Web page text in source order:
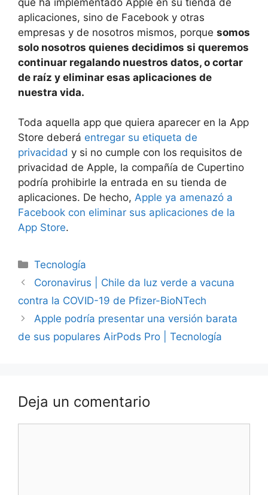
aplicaciones, sino de Facebook y otras
empresas y de nosotros mismos, porque somos
solo nosotros quienes decidimos si queremos
continuar regalando nuestros datos, o cortar
de raíz y eliminar esas aplicaciones de
nuestra vida.
Toda aquella app que quiera aparecer en la App
Store deberá entregar su etiqueta de
privacidad y si no cumple con los requisitos de
privacidad de Apple, la compañía de Cupertino
podría prohibirle la entrada en su tienda de
aplicaciones. De hecho, Apple ya amenazó a
Facebook con eliminar sus aplicaciones de la
App Store.
Categorías
Tecnología
Coronavirus | Chile da luz verde a vacuna
contra la COVID-19 de Pfizer-BioNTech
Apple podría presentar una versión barata
de sus populares AirPods Pro | Tecnología
Deja un comentario